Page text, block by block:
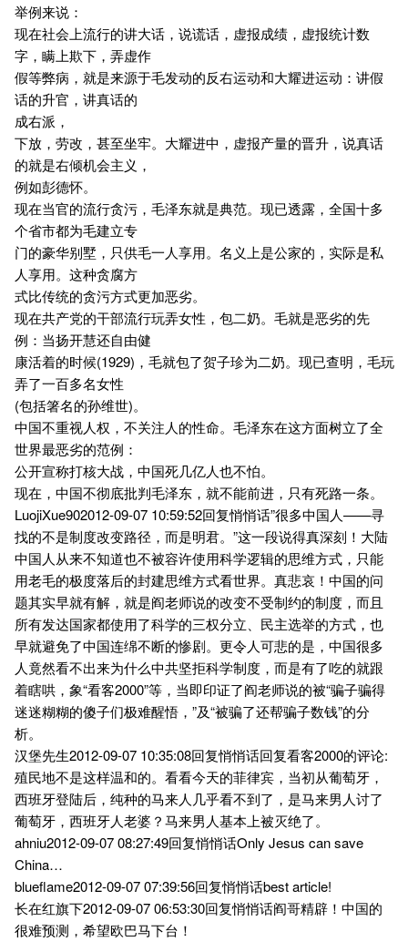
举例来说：
现在社会上流行的讲大话，说谎话，虚报成绩，虚报统计数
字，瞒上欺下，弄虚作
假等弊病，就是来源于毛发动的反右运动和大耀进运动：讲假
话的升官，讲真话的
成右派，
下放，劳改，甚至坐牢。大耀进中，虚报产量的晋升，说真话
的就是右倾机会主义，
例如彭德怀。
现在当官的流行贪污，毛泽东就是典范。现已透露，全国十多
个省市都为毛建立专
门的豪华别墅，只供毛一人享用。名义上是公家的，实际是私
人享用。这种贪腐方
式比传统的贪污方式更加恶劣。
现在共产党的干部流行玩弄女性，包二奶。毛就是恶劣的先
例：当扬开慧还自由健
康活着的时候(1929)，毛就包了贺子珍为二奶。现已查明，毛玩
弄了一百多名女性
(包括箸名的孙维世)。
中国不重视人权，不关注人的性命。毛泽东在这方面树立了全
世界最恶劣的范例：
公开宣称打核大战，中国死几亿人也不怕。
现在，中国不彻底批判毛泽东，就不能前进，只有死路一条。
LuojiXue902012-09-07 10:59:52回复悄悄话”很多中国人——寻
找的不是制度改变路径，而是明君。”这一段说得真深刻！大陆
中国人从来不知道也不被容许使用科学逻辑的思维方式，只能
用老毛的极度落后的封建思维方式看世界。真悲哀！中国的问
题其实早就有解，就是阎老师说的改变不受制约的制度，而且
所有发达国家都使用了科学的三权分立、民主选举的方式，也
早就避免了中国连绵不断的惨剧。更令人可悲的是，中国很多
人竟然看不出来为什么中共坚拒科学制度，而是有了吃的就跟
着瞎哄，象“看客2000”等，当即印证了阎老师说的被“骗子骗得
迷迷糊糊的傻子们极难醒悟，”及“被骗了还帮骗子数钱”的分
析。
汉堡先生2012-09-07 10:35:08回复悄悄话回复看客2000的评论:
殖民地不是这样温和的。看看今天的菲律宾，当初从葡萄牙，
西班牙登陆后，纯种的马来人几乎看不到了，是马来男人讨了
葡萄牙，西班牙人老婆？马来男人基本上被灭绝了。
ahniu2012-09-07 08:27:49回复悄悄话Only Jesus can save
China…
blueflame2012-09-07 07:39:56回复悄悄话best article!
长在红旗下2012-09-07 06:53:30回复悄悄话阎哥精辟！中国的
很难预测，希望欧巴马下台！